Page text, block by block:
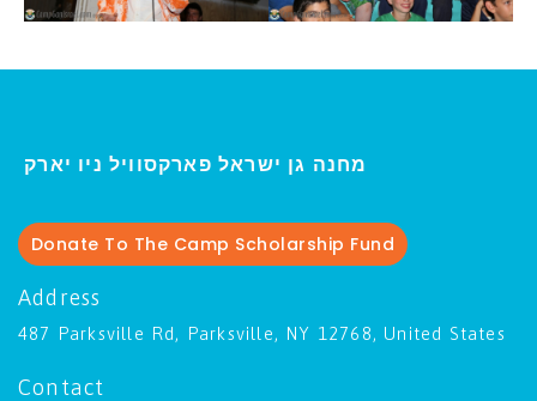
מחנה גן ישראל פארקסוויל ני
Donate To The Camp Scholarship Fund
Address
487 Parksville Rd, Parksville, NY 12768, United States
Contact